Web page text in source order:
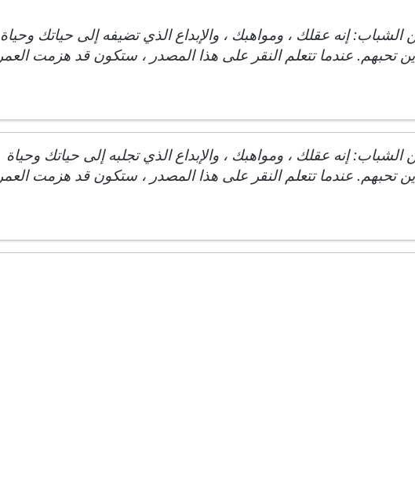
الشباب: إنه عقلك ، ومواهبك ، والإبداع الذي تضيفه إلى حياتك وحياة
تحبهم. عندما تتعلم النقر على هذا المصدر ، ستكون قد هزمت العمر
الشباب: إنه عقلك ، ومواهبك ، والإبداع الذي تجلبه إلى حياتك وحياة
تحبهم. عندما تتعلم النقر على هذا المصدر ، ستكون قد هزمت العمر